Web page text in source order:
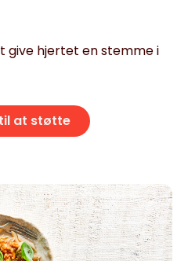
give hjertet en stemme i
at støtte